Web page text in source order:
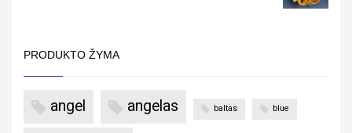
PRODUKTO ŽYMA
angel angelas baltas blue